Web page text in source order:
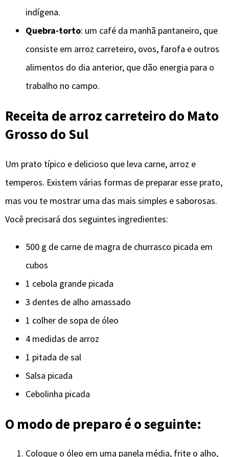
indígena.
Quebra-torto: um café da manhã pantaneiro, que
consiste em arroz carreteiro, ovos, farofa e outros
alimentos do dia anterior, que dão energia para o
trabalho no campo.
Receita de arroz carreteiro do Mato
Grosso do Sul
Um prato típico e delicioso que leva carne, arroz e
temperos. Existem várias formas de preparar esse prato,
mas vou te mostrar uma das mais simples e saborosas.
Você precisará dos seguintes ingredientes:
500 g de carne de magra de churrasco picada em
cubos
1 cebola grande picada
3 dentes de alho amassado
1 colher de sopa de óleo
4 medidas de arroz
1 pitada de sal
Salsa picada
Cebolinha picada
O modo de preparo é o seguinte:
Coloque o óleo em uma panela média, frite o alho,